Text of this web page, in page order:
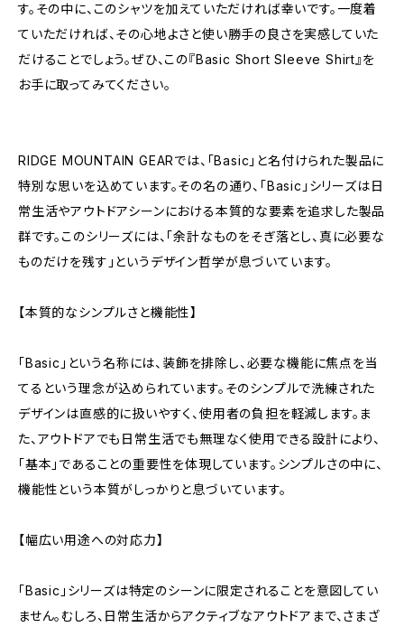
す。その中に、このシャツを加えていただければ幸いです。一度着
ていただければ、その心地よさと使い勝手の良さを実感していた
だけることでしょう。ぜひ、この『Basic Short Sleeve Shirt』を
お手に取ってみてください。
RIDGE MOUNTAIN GEARでは、「Basic」と名付けられた製品に
特別な思いを込めています。その名の通り、「Basic」シリーズは日
常生活やアウトドアシーンにおける本質的な要素を追求した製品
群です。このシリーズには、「余計なものをそぎ落とし、真に必要な
ものだけを残す」というデザイン哲学が息づいています。
【本質的なシンプルさと機能性】
「Basic」という名称には、装飾を排除し、必要な機能に焦点を当
てるという理念が込められています。そのシンプルで洗練された
デザインは直感的に扱いやすく、使用者の負担を軽減します。ま
た、アウトドアでも日常生活でも無理なく使用できる設計により、
「基本」であることの重要性を体現しています。シンプルさの中に、
機能性という本質がしっかりと息づいています。
【幅広い用途への対応力】
「Basic」シリーズは特定のシーンに限定されることを意図してい
ません。むしろ、日常生活からアクティブなアウトドアまで、さまざ